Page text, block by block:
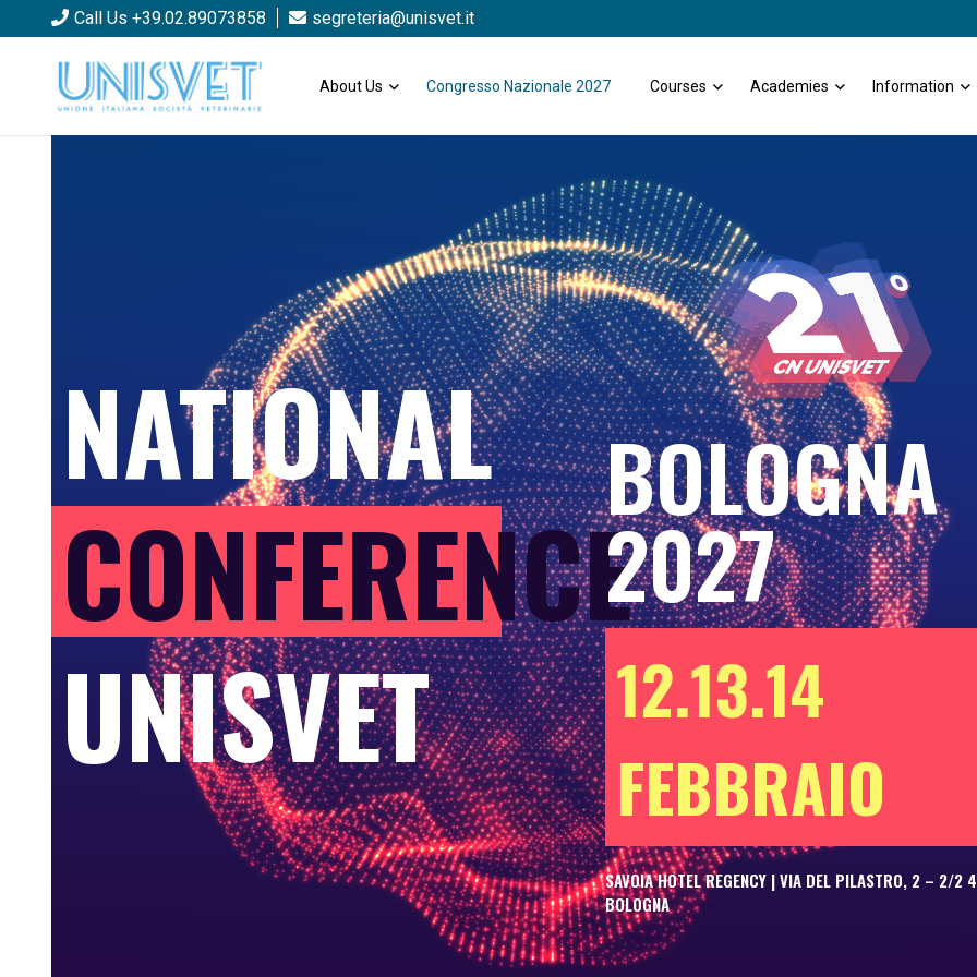
Call Us +39.02.89073858 segreteria@unisvet.it
About Us Congresso Nazionale 2027 Courses Academies Information
NATIONAL
CONFERENCE
UNISVET
BOLOGNA
2027
12.13.14
FEBBRAIO
SAVOIA HOTEL REGENCY | VIA DEL PILASTRO, 2 – 2/2
BOLOGNA